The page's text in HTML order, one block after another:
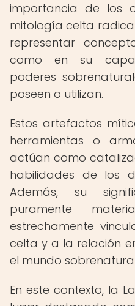
importancia de los
mitología celta
representar
como en su
poderes
poseen o utilizan.
Estos artefactos
herramientas o
actúan como
habilidades de los
Además, su
puramente
estrechamente
celta y a la relación
el mundo
En este contexto, la